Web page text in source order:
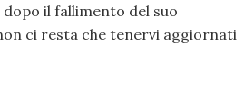
il fallimento del suo
ci resta che tenervi aggiornati